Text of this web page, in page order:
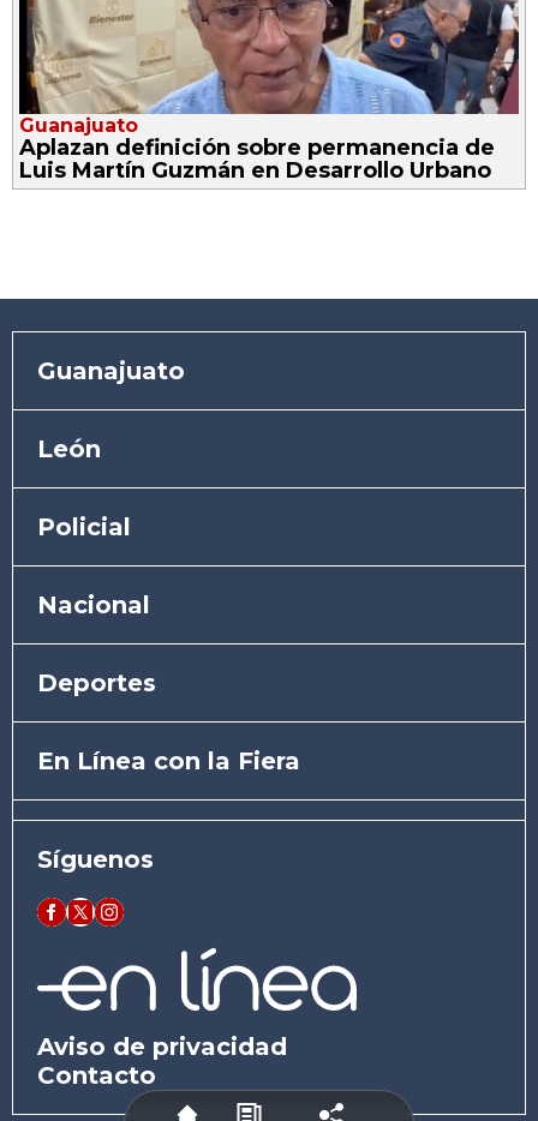
Guanajuato
Aplazan definición sobre permanencia de
Luis Martín Guzmán en Desarrollo Urbano
Guanajuato
León
Policial
Nacional
Deportes
En Línea con la Fiera
Síguenos
Aviso de privacidad
Contacto